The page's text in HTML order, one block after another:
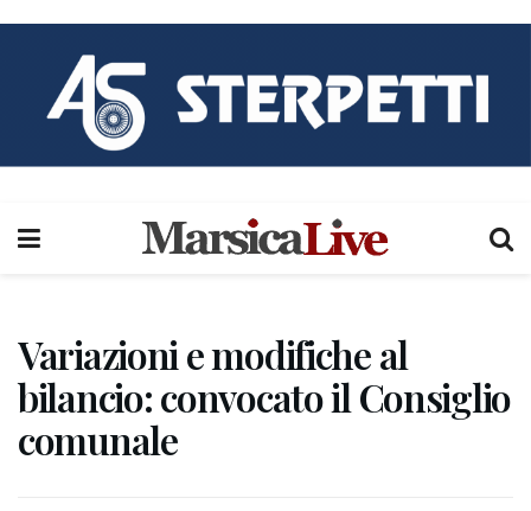
Variazioni e modifiche al
bilancio: convocato il Consiglio
comunale